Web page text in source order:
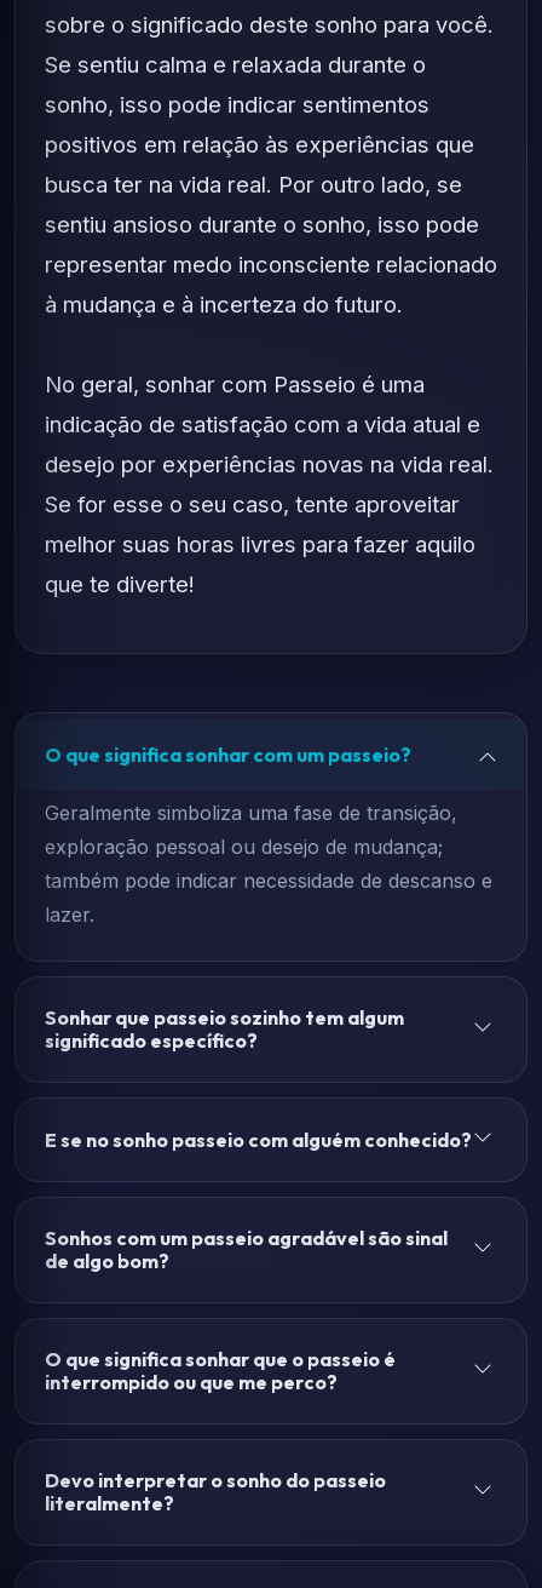
sobre o significado deste sonho para você.
Se sentiu calma e relaxada durante o
sonho, isso pode indicar sentimentos
positivos em relação às experiências que
busca ter na vida real. Por outro lado, se
sentiu ansioso durante o sonho, isso pode
representar medo inconsciente relacionado
à mudança e à incerteza do futuro.
No geral, sonhar com Passeio é uma
indicação de satisfação com a vida atual e
desejo por experiências novas na vida real.
Se for esse o seu caso, tente aproveitar
melhor suas horas livres para fazer aquilo
que te diverte!
O que significa sonhar com um passeio?
Geralmente simboliza uma fase de transição,
exploração pessoal ou desejo de mudança;
também pode indicar necessidade de descanso e
lazer.
Sonhar que passeio sozinho tem algum
significado específico?
E se no sonho passeio com alguém conhecido?
Sonhos com um passeio agradável são sinal
de algo bom?
O que significa sonhar que o passeio é
interrompido ou que me perco?
Devo interpretar o sonho do passeio
literalmente?